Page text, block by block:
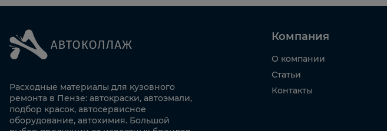
Расходные материалы для кузовного
ремонта в Пензе: автокраски, автоэмали,
подбор красок, автосервисное
оборудование, автохимия. Большой
Компания
О компании
Статьи
Контакты